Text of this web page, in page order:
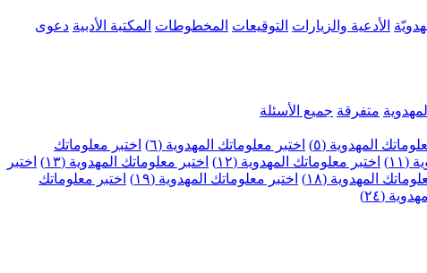
الأدعية والزيارات التوقيعات المخطوطات المكتبة الأدبية دعوى
متفرقة جميع الأسئلة
المهدوية (٥) اختبر معلوماتك المهدوية (٦)
اختبر معلوماتك
(١١) اختبر معلوماتك المهدوية (١٢) اختبر معلوماتك المهدوية (١٣)
اختبر
المهدوية (١٨) اختبر معلوماتك المهدوية (١٩)
اختبر معلوماتك
(٢٤)